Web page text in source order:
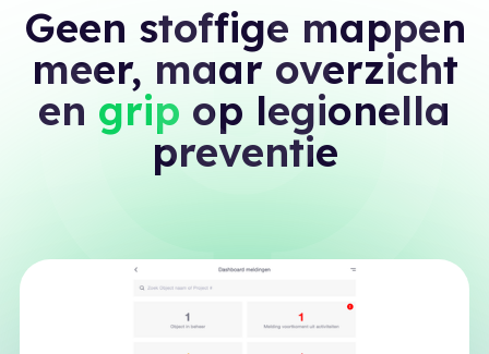
Geen stoffige mappen
meer, maar overzicht
en grip op legionella
preventie